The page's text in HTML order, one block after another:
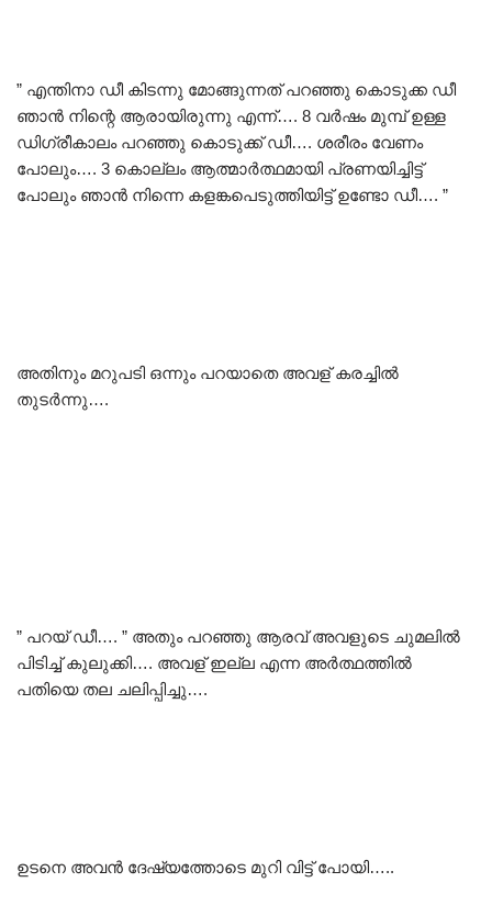
” എന്തിനാ ഡീ കിടന്നു മോങ്ങുന്നത് പറഞ്ഞു കൊടുക്ക ഡീ
ഞാൻ നിന്റെ ആരായിരുന്നു എന്ന്…. 8 വർഷം മുമ്പ് ഉള്ള
ഡിഗ്രീകാലം പറഞ്ഞു കൊടുക്ക് ഡീ…. ശരീരം വേണം
പോലും…. 3 കൊല്ലം ആത്മാർത്ഥമായി പ്രണയിച്ചിട്ട്‌
പോലും ഞാൻ നിന്നെ കളങ്കപെടുത്തിയിട്ട്‌ ഉണ്ടോ ഡീ…. ”
അതിനും മറുപടി ഒന്നും പറയാതെ അവള് കരച്ചിൽ
തുടർന്നു….
” പറയ് ഡീ…. ” അതും പറഞ്ഞു ആരവ് അവളുടെ ചുമലിൽ
പിടിച്ച് കുലുക്കി…. അവള് ഇല്ല എന്ന അർത്ഥത്തിൽ
പതിയെ തല ചലിപ്പിച്ചു….
ഉടനെ അവൻ ദേഷ്യത്തോടെ മുറി വിട്ട് പോയി…..